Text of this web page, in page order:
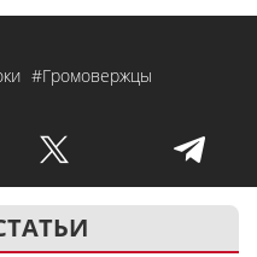
#Громовержцы